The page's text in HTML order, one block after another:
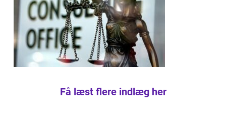
Få læst flere indlæg her